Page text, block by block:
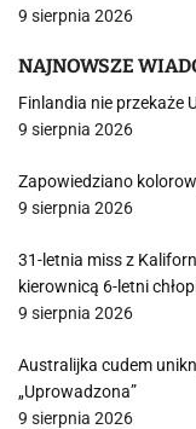
9 sierpnia 2026
NAJNOWSZE
Finlandia nie przekaże
9 sierpnia 2026
Zapowiedziano
9 sierpnia 2026
31-letnia miss z
kierownicą 6-letni
9 sierpnia 2026
Australijka cudem
„Uprowadzona”
9 sierpnia 2026